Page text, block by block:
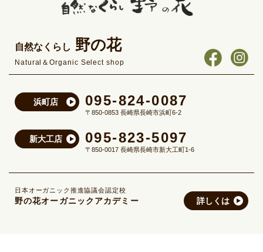
自然なくらし 野の花
Natural＆Organic Select shop
浜町店 095-824-0087
〒850-0853 長崎県長崎市浜町6-2
新大工店 095-823-5097
〒850-0017 長崎県長崎市新大工町1-6
日本オーガニック推進協議会認定校
野の花オーガニックアカデミー 詳しくは